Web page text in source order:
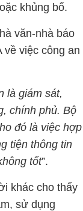
khủng bố.
văn-nhà báo
việc công an
là giám sát,
chính phủ. Bộ
đó là việc hợp
tiện thông tin
tốt”.
khác cho thấy
sử dụng